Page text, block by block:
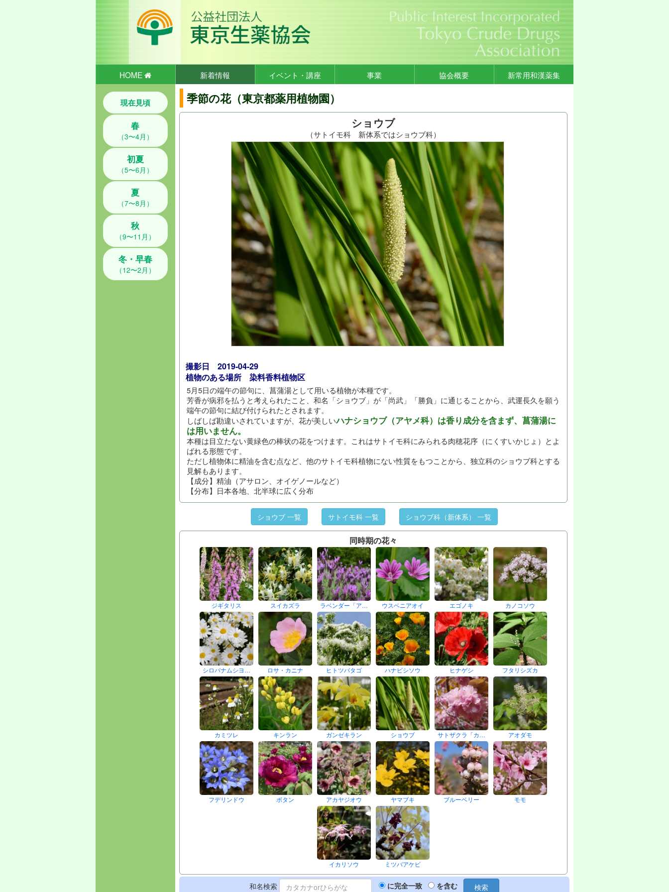
HOME 新着情報 イベント・講座 事業 協会概要 新常用和漢薬集
現在見頃
春
（3〜4月）
初夏
（5〜6月）
夏
（7〜8月）
秋
（9〜11月）
冬・早春
（12〜2月）
季節の花（東京都薬用植物園）
ショウブ
（サトイモ科 新体系ではショウブ科）
撮影日 2019-04-29
植物のある場所 染料香料植物区
5月5日の端午の節句に、菖蒲湯として用いる植物が本種です。
芳香が病邪を払うと考えられたこと、和名「ショウブ」が「尚武」「勝負」に通じることから、武運長久を願う
端午の節句に結び付けられたとされます。
しばしば勘違いされていますが、花が美しいハナショウブ（アヤメ科）は香り成分を含まず、菖蒲湯に
は用いません。
本種は目立たない黄緑色の棒状の花をつけます。これはサトイモ科にみられる肉穂花序（にくすいかじょ）とよ
ばれる形態です。
ただし植物体に精油を含む点など、他のサトイモ科植物にない性質をもつことから、独立科のショウブ科とする
見解もあります。
【成分】精油（アサロン、オイゲノールなど）
【分布】日本各地、北半球に広く分布
ショウブ 一覧 サトイモ科 一覧 ショウブ科（新体系） 一覧
同時期の花々
ジギタリス スイカズラ ラベンダー「ア… ウスベニアオイ エゴノキ カノコソウ
シロバナムシヨ… ロサ・カニナ ヒトツバタゴ ハナビシソウ ヒナゲシ フタリシズカ
カミツレ キンラン ガンゼキラン ショウブ サトザクラ「カ… アオダモ
フデリンドウ ボタン アカヤジオウ ヤマブキ ブルーベリー モモ
イカリソウ ミツバアケビ
和名検索 に完全一致 を含む 検索